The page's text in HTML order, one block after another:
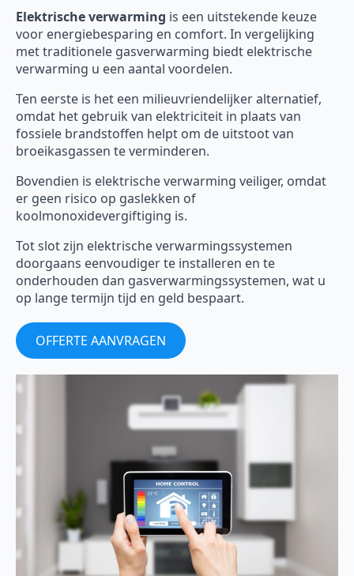
Elektrische verwarming is een uitstekende keuze
voor energiebesparing en comfort. In vergelijking
met traditionele gasverwarming biedt elektrische
verwarming u een aantal voordelen.
Ten eerste is het een milieuvriendelijker alternatief,
omdat het gebruik van elektriciteit in plaats van
fossiele brandstoffen helpt om de uitstoot van
broeikasgassen te verminderen.
Bovendien is elektrische verwarming veiliger, omdat
er geen risico op gaslekken of
koolmonoxidevergiftiging is.
Tot slot zijn elektrische verwarmingssystemen
doorgaans eenvoudiger te installeren en te
onderhouden dan gasverwarmingssystemen, wat u
op lange termijn tijd en geld bespaart.
OFFERTE AANVRAGEN